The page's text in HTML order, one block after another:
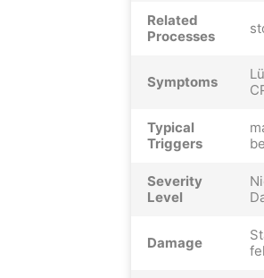
Related
Processes
Symptoms
Typical
Triggers
Severity
Level
Damage